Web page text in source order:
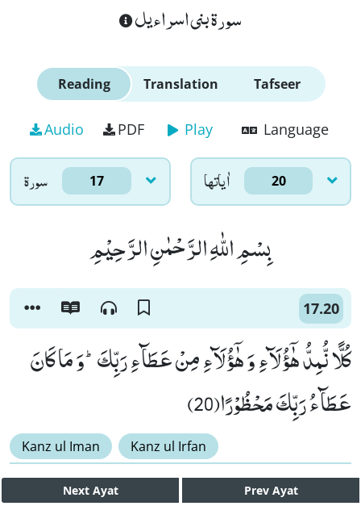
سورة بنى اسراءيل
Reading Translation Tafseer
Audio PDF Play Language
سورۃ 17 اٰياتها 20
بِسْمِ اللّٰهِ الرَّحْمٰنِ الرَّحِیْمِ
17.20
كُلًّا نُّمِدُّ هٰۤؤُلَآءِ وَ هٰۤؤُلَآءِ مِنْ عَطَآءِ رَبِّكَؕ-وَ مَا كَانَ
عَطَآءُ رَبِّكَ مَحْظُوْرًا(20)
Kanz ul Iman Kanz ul Irfan
Next Ayat Prev Ayat